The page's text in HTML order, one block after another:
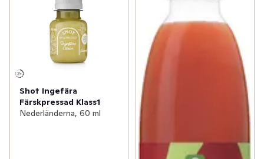
Shot Ingefära
Färskpressad Klass1
Nederländerna, 60 ml